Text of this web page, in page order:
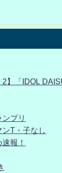
】「IDOL
プリ
ンT・子なし
報！